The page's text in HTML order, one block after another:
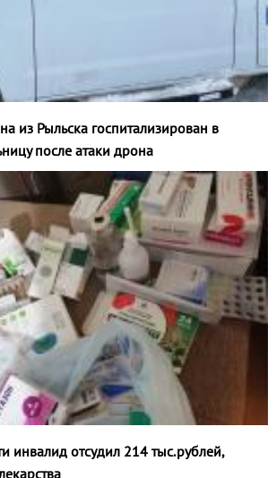
из Рыльска госпитализирован в
после атаки дрона
инвалид отсудил 214 тыс.рублей,